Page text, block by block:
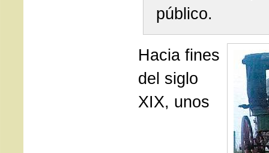
público.
Hacia fines
del siglo
XIX, unos